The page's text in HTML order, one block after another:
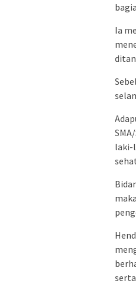
Ia
laki-